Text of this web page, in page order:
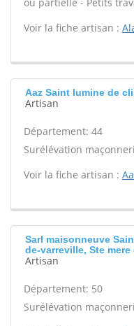
Voir la fiche artisan :
Aaz Saint lumine de
Artisan
Département: 44
Surélévation
Voir la fiche artisan :
Sarl maisonneuve
de-varreville, Ste mere
Artisan
Département: 50
Surélévation